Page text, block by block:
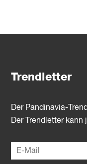
Trendletter
Der Pandinavia-
Der Trendletter